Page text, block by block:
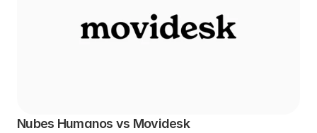
Nubes Humanos vs Movidesk